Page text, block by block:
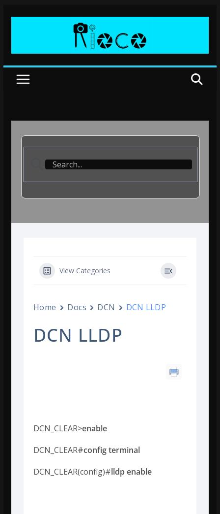
View Categories
Home Docs DCN DCN LLDP
DCN LLDP
DCN_CLEAR>enable
DCN_CLEAR#config terminal
DCN_CLEAR(config)#lldp enable